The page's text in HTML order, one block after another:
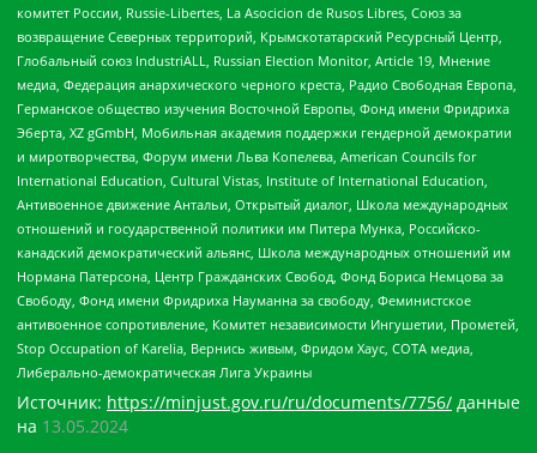
комитет России, Russie-Libertes, La Asocicion de Rusos Libres, Союз за
возвращение Северных территорий, Крымскотатарский Ресурсный Центр,
Глобальный союз IndustriALL, Russian Election Monitor, Article 19, Мнение
медиа, Федерация анархического черного креста, Радио Свободная Европа,
Германское общество изучения Восточной Европы, Фонд имени Фридриха
Эберта, XZ gGmbH, Мобильная академия поддержки гендерной демократии
и миротворчества, Форум имени Льва Копелева, American Councils for
International Education, Cultural Vistas, Institute of International Education,
Антивоенное движение Антальи, Открытый диалог, Школа международных
отношений и государственной политики им Питера Мунка, Российско-
канадский демократический альянс, Школа международных отношений им
Нормана Патерсона, Центр Гражданских Свобод, Фонд Бориса Немцова за
Свободу, Фонд имени Фридриха Науманна за свободу, Феминистское
антивоенное сопротивление, Комитет независимости Ингушетии, Прометей,
Stop Occupation of Karelia, Вернись живым, Фридом Хаус, СОТА медиа,
Либерально-демократическая Лига Украины
Источник: https://minjust.gov.ru/ru/documents/7756/ данные
на 13.05.2024